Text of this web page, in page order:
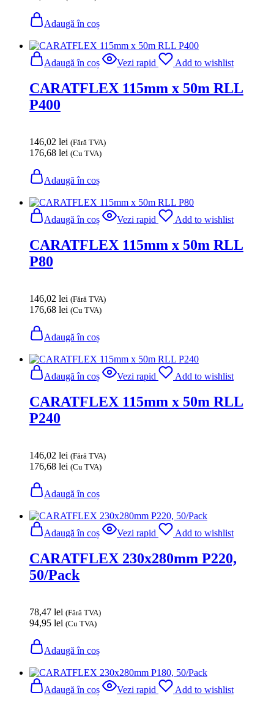
Adaugă în coș
Adaugă în coș Vezi rapid Add to wishlist
CARATFLEX 115mm x 50m RLL
P400
146,02 lei (Fără TVA)
176,68 lei (Cu TVA)
Adaugă în coș
Adaugă în coș Vezi rapid Add to wishlist
CARATFLEX 115mm x 50m RLL
P80
146,02 lei (Fără TVA)
176,68 lei (Cu TVA)
Adaugă în coș
Adaugă în coș Vezi rapid Add to wishlist
CARATFLEX 115mm x 50m RLL
P240
146,02 lei (Fără TVA)
176,68 lei (Cu TVA)
Adaugă în coș
Adaugă în coș Vezi rapid Add to wishlist
CARATFLEX 230x280mm P220,
50/Pack
78,47 lei (Fără TVA)
94,95 lei (Cu TVA)
Adaugă în coș
Adaugă în coș Vezi rapid Add to wishlist